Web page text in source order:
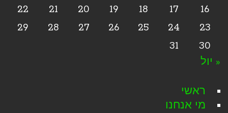
16
17
18
19
20
21
22
23
24
25
26
27
28
29
30
31
« יול
ראשי
מי אנחנו